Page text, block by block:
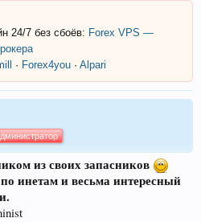
24/7 без сбоёв: Forex VPS —
· Forex4you · Alpari
из своих запасников
инетам и весьма интересный